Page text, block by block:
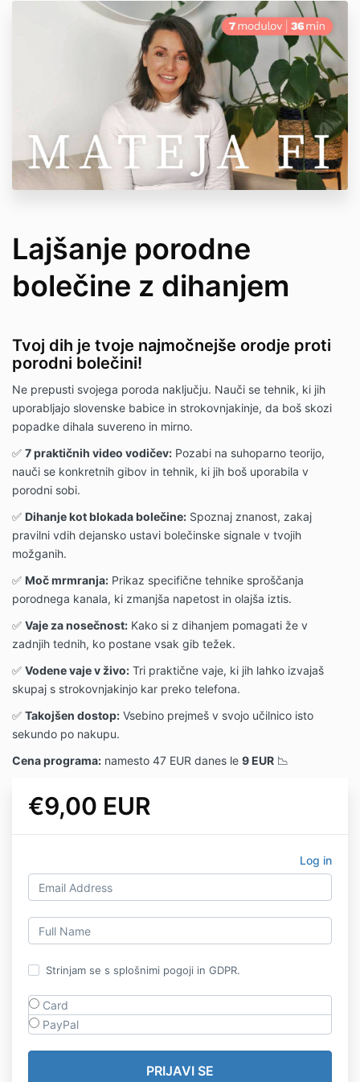
Lajšanje porodne
bolečine z dihanjem
Tvoj dih je tvoje najmočnejše orodje proti
porodni bolečini!
Ne prepusti svojega poroda naključju. Nauči se tehnik, ki jih
uporabljajo slovenske babice in strokovnjakinje, da boš skozi
popadke dihala suvereno in mirno.
✅ 7 praktičnih video vodičev: Pozabi na suhoparno teorijo,
nauči se konkretnih gibov in tehnik, ki jih boš uporabila v
porodni sobi.
✅ Dihanje kot blokada bolečine: Spoznaj znanost, zakaj
pravilni vdih dejansko ustavi bolečinske signale v tvojih
možganih.
✅ Moč mrmranja: Prikaz specifične tehnike sproščanja
porodnega kanala, ki zmanjša napetost in olajša iztis.
✅ Vaje za nosečnost: Kako si z dihanjem pomagati že v
zadnjih tednih, ko postane vsak gib težek.
✅ Vodene vaje v živo: Tri praktične vaje, ki jih lahko izvajaš
skupaj s strokovnjakinjo kar preko telefona.
✅ Takojšen dostop: Vsebino prejmeš v svojo učilnico isto
sekundo po nakupu.
Cena programa: namesto 47 EUR danes le 9 EUR 📉
€9,00 EUR
Log in
Strinjam se s splošnimi pogoji in GDPR.
Card
PayPal